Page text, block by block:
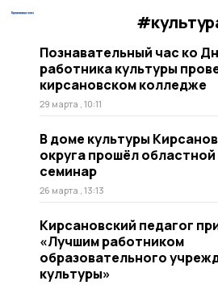
Познавательный час ко
работника культуры
кирсановском колледже
29 марта , 10:11
В доме культуры
округа прошёл областной
семинар
26 марта , 13:13
Кирсановский педагог
«Лучшим работником
образовательного
культуры»